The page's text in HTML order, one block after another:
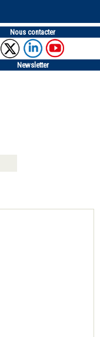
Nous contacter
Newsletter